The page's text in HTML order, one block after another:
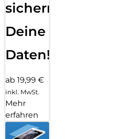
sichern
Deine
Daten!
ab 19,99 €
inkl. MwSt.
Mehr
erfahren